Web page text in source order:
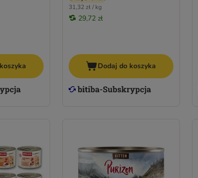
31,32 zł / kg
29,72 zł
Dodaj do koszyka